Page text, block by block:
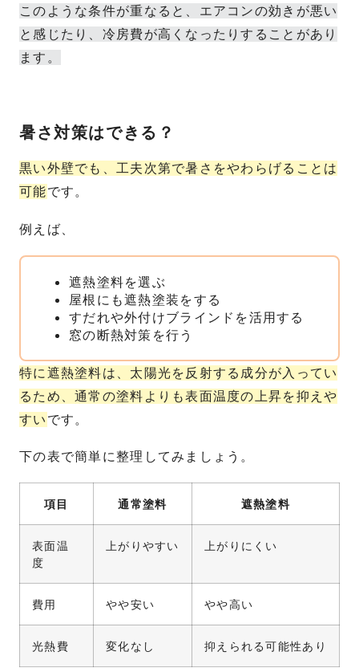
このような条件が重なると、エアコンの効きが悪い
と感じたり、冷房費が高くなったりすることがあり
ます。
暑さ対策はできる？
黒い外壁でも、工夫次第で暑さをやわらげることは
可能です。
例えば、
遮熱塗料を選ぶ
屋根にも遮熱塗装をする
すだれや外付けブラインドを活用する
窓の断熱対策を行う
特に遮熱塗料は、太陽光を反射する成分が入ってい
るため、通常の塗料よりも表面温度の上昇を抑えや
すい です。
下の表で簡単に整理してみましょう。
項目 通常塗料 遮熱塗料
表面温
度
上がりやすい 上がりにくい
費用 やや安い やや高い
光熱費 変化なし 抑えられる可能性あり